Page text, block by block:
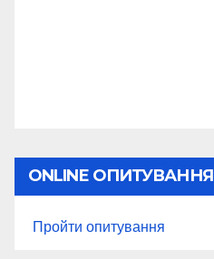
ONLINE ОПИТУВАННЯ
Пройти опитування